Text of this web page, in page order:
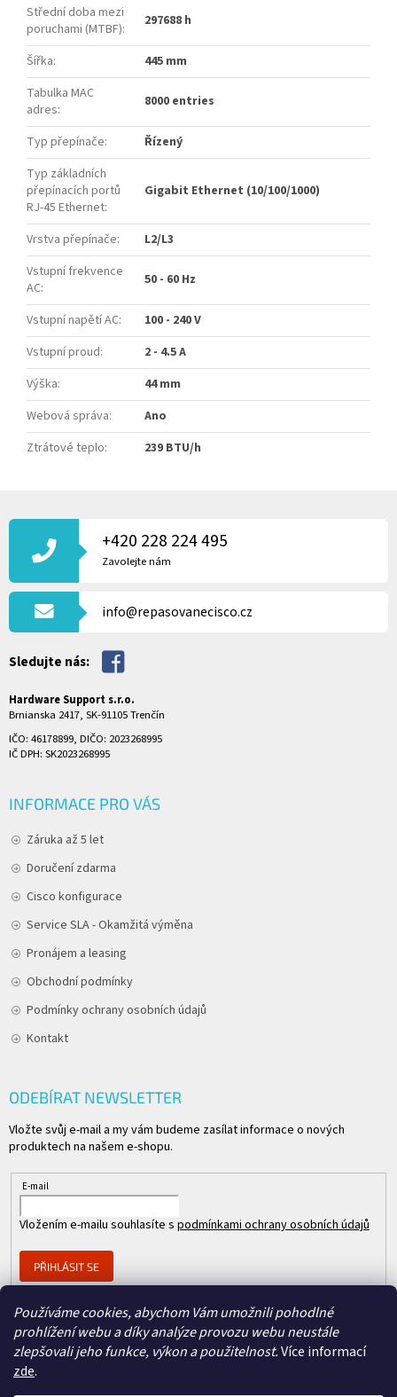
Používáme cookies, abychom Vám umožnili pohodlné
prohlížení webu a díky analýze provozu webu neustále
zlepšovali jeho funkce, výkon a použitelnost.Více informací
zde.
Střední doba mezi
poruchami (MTBF): 297688 h
Šířka:
445 mm
Tabulka MAC
adres: 8000 entries
Typ přepínače:
Řízený
Typ základních
přepínacích portů
RJ-45 Ethernet:
Gigabit Ethernet (10/100/1000)
Vrstva přepínače:
L2/L3
Vstupní frekvence
AC: 50 - 60 Hz
Vstupní napětí AC:
100 - 240 V
Vstupní proud:
2 - 4.5 A
Výška:
44 mm
Webová správa:
Ano
Ztrátové teplo: 239 BTU/h
Á
T
+420 228 224 495
Zavolejte nám
info@repasovanecisco.cz
Sledujte nás:
Hardware Support s.r.o.
Brnianska 2417, SK-91105 Trenčín
IČO: 46178899, DIČO: 2023268995
IČ DPH: SK2023268995
INFORMACE PRO VÁS
Záruka až 5 let
Doručení zdarma
Cisco konfigurace
Service SLA - Okamžitá výměna
Pronájem a leasing
Obchodní podmínky
Podmínky ochrany osobních údajů
Kontakt
ODEBÍRAT NEWSLETTER
Vložte svůj e-mail a my vám budeme zasílat informace o nových
produktech na našem e-shopu.
E-mail
Vložením e-mailu souhlasíte s podmínkami ochrany osobních údajů
PŘIHLÁSIT SE
Člen skupiny